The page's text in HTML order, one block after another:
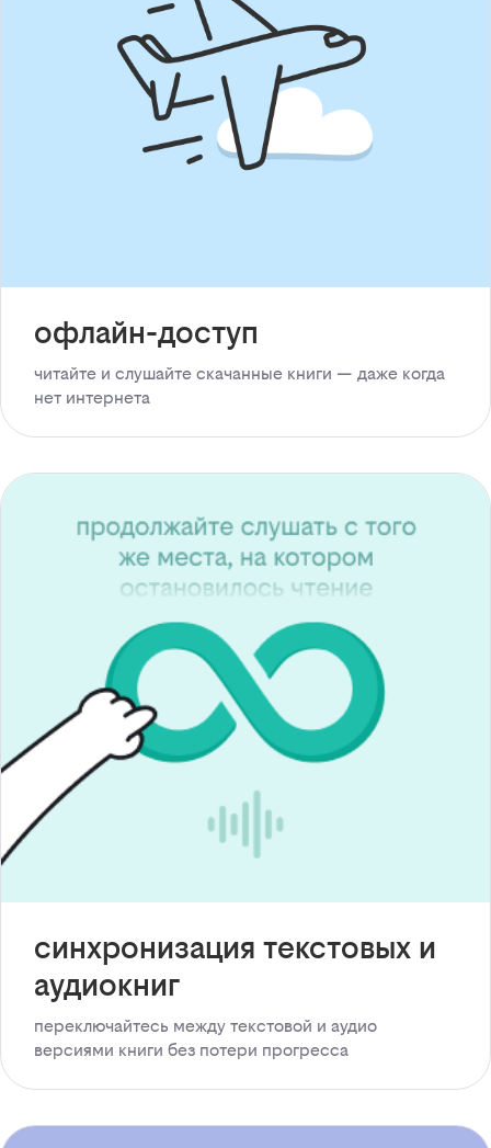
офлайн-доступ
читайте и слушайте скачанные книги — даже когда
нет интернета
синхронизация текстовых и
аудиокниг
переключайтесь между текстовой и аудио
версиями книги без потери прогресса